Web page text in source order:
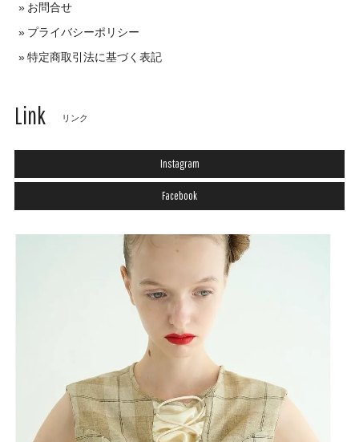
お問合せ
プライバシーポリシー
特定商取引法に基づく表記
Link リンク
Instagram
Facebook